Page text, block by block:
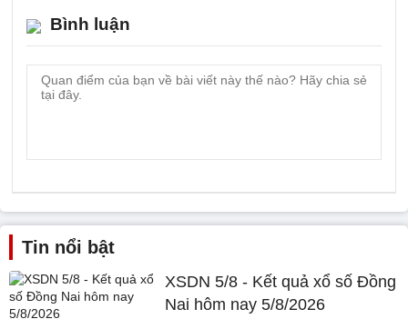
Bình luận
Tin nổi bật
XSDN 5/8 - Kết quả xổ số Đồng
Nai hôm nay 5/8/2026